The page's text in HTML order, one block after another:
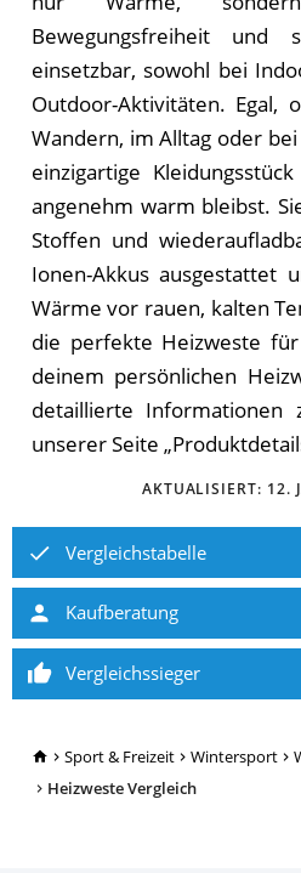
TopRatgeber24.de
Sport & Freizeit Wintersport
Heizweste Vergleich
Bewegungsfreiheit und
einsetzbar, sowohl bei
Outdoor-Aktivitäten. Egal,
Wandern, im Alltag oder
einzigartige
angenehm warm bleibst.
Stoffen und
Ionen-Akkus ausgestattet
Wärme vor rauen, kalten
die perfekte Heizweste
deinem persönlichen
detaillierte
unserer Seite
AKTUALISIERT: 12.
Vergleichstabelle
Kaufberatung
Vergleichssieger